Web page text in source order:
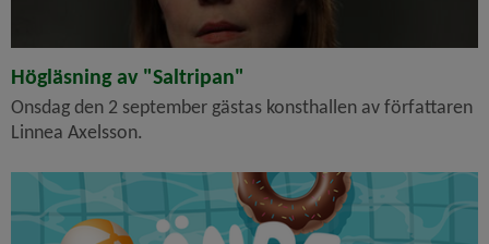
Högläsning av "Saltripan"
Onsdag den 2 september gästas konsthallen av författaren
Linnea Axelsson.